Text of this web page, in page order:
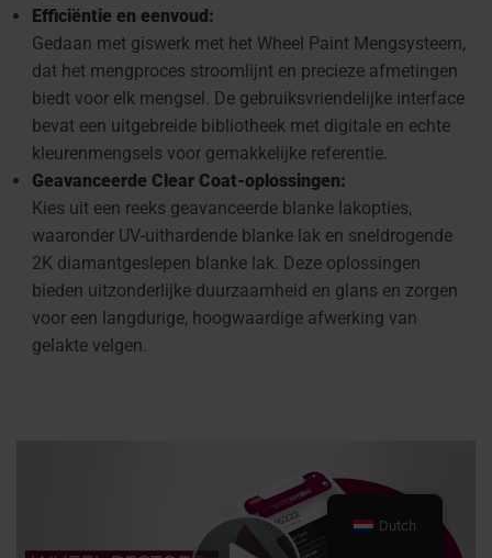
Efficiëntie en eenvoud:
Gedaan met giswerk met het Wheel Paint Mengsysteem,
dat het mengproces stroomlijnt en precieze afmetingen
biedt voor elk mengsel. De gebruiksvriendelijke interface
bevat een uitgebreide bibliotheek met digitale en echte
kleurenmengsels voor gemakkelijke referentie.
Geavanceerde Clear Coat-oplossingen:
Kies uit een reeks geavanceerde blanke lakopties,
waaronder UV-uithardende blanke lak en sneldrogende
2K diamantgeslepen blanke lak. Deze oplossingen
bieden uitzonderlijke duurzaamheid en glans en zorgen
voor een langdurige, hoogwaardige afwerking van
gelakte velgen.
Dutch